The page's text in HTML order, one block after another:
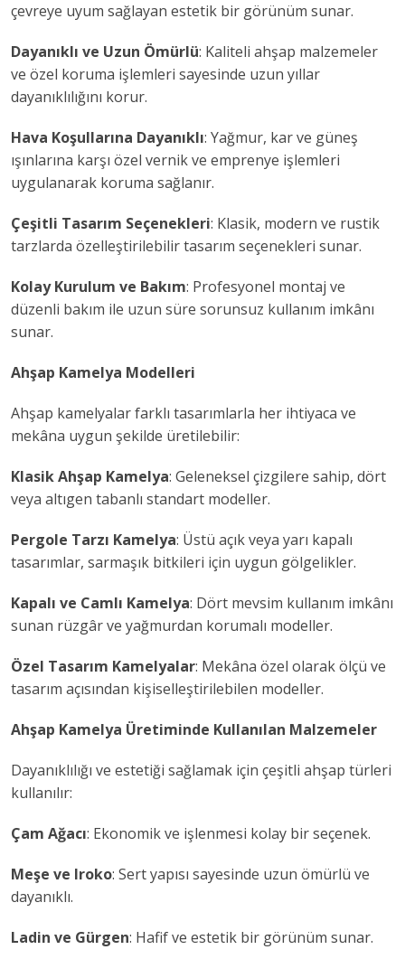
çevreye uyum sağlayan estetik bir görünüm sunar.
Dayanıklı ve Uzun Ömürlü: Kaliteli ahşap malzemeler
ve özel koruma işlemleri sayesinde uzun yıllar
dayanıklılığını korur.
Hava Koşullarına Dayanıklı: Yağmur, kar ve güneş
ışınlarına karşı özel vernik ve emprenye işlemleri
uygulanarak koruma sağlanır.
Çeşitli Tasarım Seçenekleri: Klasik, modern ve rustik
tarzlarda özelleştirilebilir tasarım seçenekleri sunar.
Kolay Kurulum ve Bakım: Profesyonel montaj ve
düzenli bakım ile uzun süre sorunsuz kullanım imkânı
sunar.
Ahşap Kamelya Modelleri
Ahşap kamelyalar farklı tasarımlarla her ihtiyaca ve
mekâna uygun şekilde üretilebilir:
Klasik Ahşap Kamelya: Geleneksel çizgilere sahip, dört
veya altıgen tabanlı standart modeller.
Pergole Tarzı Kamelya: Üstü açık veya yarı kapalı
tasarımlar, sarmaşık bitkileri için uygun gölgelikler.
Kapalı ve Camlı Kamelya: Dört mevsim kullanım imkânı
sunan rüzgâr ve yağmurdan korumalı modeller.
Özel Tasarım Kamelyalar: Mekâna özel olarak ölçü ve
tasarım açısından kişiselleştirilebilen modeller.
Ahşap Kamelya Üretiminde Kullanılan Malzemeler
Dayanıklılığı ve estetiği sağlamak için çeşitli ahşap türleri
kullanılır:
Çam Ağacı: Ekonomik ve işlenmesi kolay bir seçenek.
Meşe ve Iroko: Sert yapısı sayesinde uzun ömürlü ve
dayanıklı.
Ladin ve Gürgen: Hafif ve estetik bir görünüm sunar.